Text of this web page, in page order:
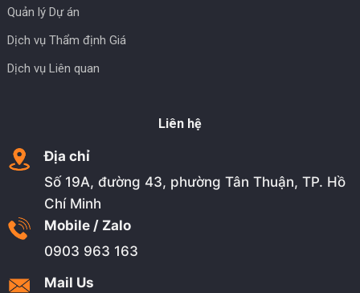
Quản lý Dự án
Dịch vụ Thẩm định Giá
Dịch vụ Liên quan
Liên hệ
Địa chỉ
Số 19A, đường 43, phường Tân Thuận, TP. Hồ
Chí Minh
Mobile / Zalo
0903 963 163
Mail Us